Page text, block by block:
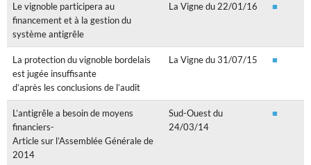
Le vignoble participera au
financement et à la gestion du
système antigrêle
La Vigne du 22/01/16 ■
La protection du vignoble bordelais
est jugée insuffisante
d’après les conclusions de l’audit
La Vigne du 31/07/15 ■
L’antigrêle a besoin de moyens
financiers-
Article sur l’Assemblée Générale de
2014
Sud-Ouest du
24/03/14
■